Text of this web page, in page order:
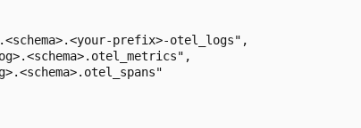
prefix>-otel_logs",